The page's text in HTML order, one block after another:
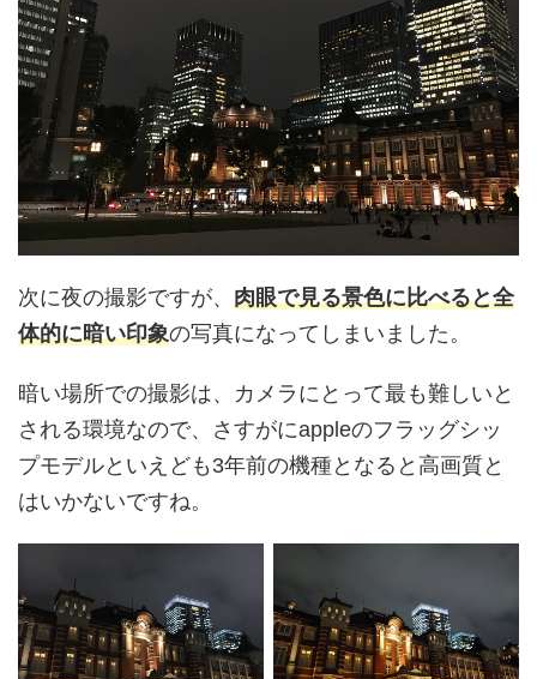
次に夜の撮影ですが、 肉眼で見る景色に比べると全
体的に暗い印象の写真になってしまいました。
暗い場所での撮影は、カメラにとって最も難しいと
される環境なので、さすがにappleのフラッグシッ
プモデルといえども3年前の機種となると高画質と
はいかないですね。